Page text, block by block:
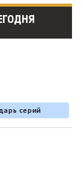
серий